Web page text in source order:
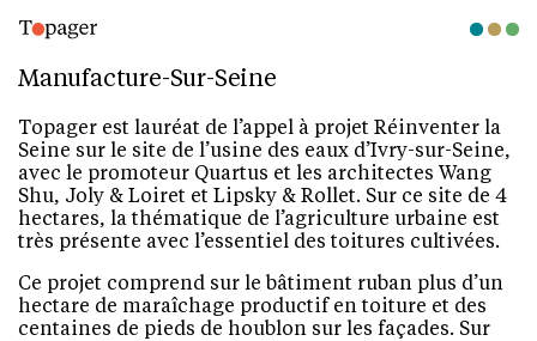
Manufacture-Sur-Seine
Topager est lauréat de l’appel à projet Réinventer la
Seine sur le site de l’usine des eaux d’Ivry-sur-Seine,
avec le promoteur Quartus et les architectes Wang
Shu, Joly & Loiret et Lipsky & Rollet. Sur ce site de 4
hectares, la thématique de l’agriculture urbaine est
très présente avec l’essentiel des toitures cultivées.
Ce projet comprend sur le bâtiment ruban plus d’un
hectare de maraîchage productif en toiture et des
centaines de pieds de houblon sur les façades. Sur